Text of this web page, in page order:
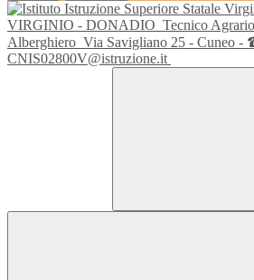
VIRGINIO - DONADIO Tecnico
Alberghiero Via Savigliano 25 - Cuneo
CNIS02800V@istruzione.it